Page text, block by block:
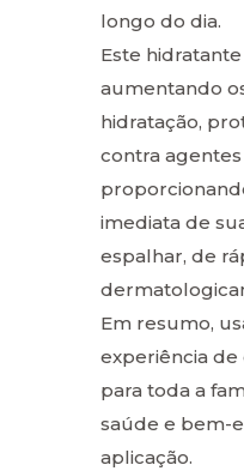
longo do dia.
Este
aumentando
hidratação,
contra
imediata de
espalhar, de
Em resumo,
experiência de
para toda a
saúde e bem-
aplicação.